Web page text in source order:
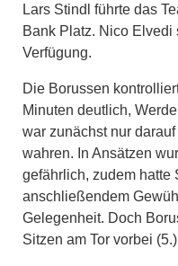
Lars Stindl führte das
Bank Platz. Nico Elvedi
Verfügung.
Die Borussen
Minuten deutlich,
war zunächst nur
wahren. In Ansätzen
gefährlich, zudem hatte
anschließendem
Gelegenheit. Doch
Sitzen am Tor vorbei